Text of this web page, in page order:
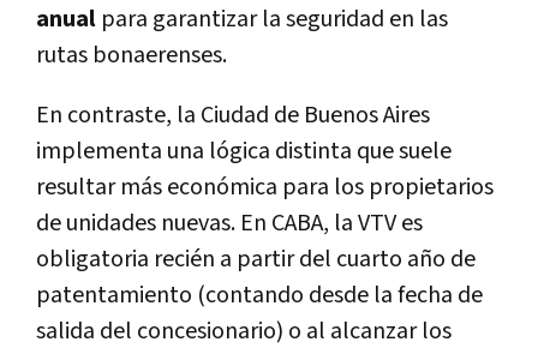
anual para garantizar la seguridad en las
rutas bonaerenses.
En contraste, la Ciudad de Buenos Aires
implementa una lógica distinta que suele
resultar más económica para los propietarios
de unidades nuevas. En CABA, la VTV es
obligatoria recién a partir del cuarto año de
patentamiento (contando desde la fecha de
salida del concesionario) o al alcanzar los